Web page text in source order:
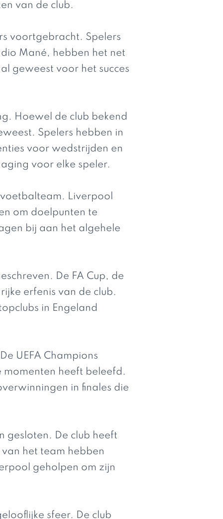
van de club.
voortgebracht. Spelers
Mané, hebben het net
geweest voor het succes
Hoewel de club bekend
Spelers hebben in
voor wedstrijden en
voor elke speler.
Liverpool
om doelpunten te
bij aan het algehele
De FA Cup, de
erfenis van de club.
in Engeland
UEFA Champions
momenten heeft beleefd.
in finales die
gesloten. De club heeft
het team hebben
geholpen om zijn
sfeer. De club